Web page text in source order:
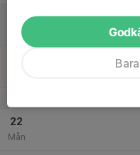
Lör
22
Mån